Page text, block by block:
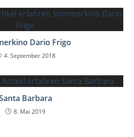
Dario Frigo
4. September 2018
Barbara
8. Mai 2019